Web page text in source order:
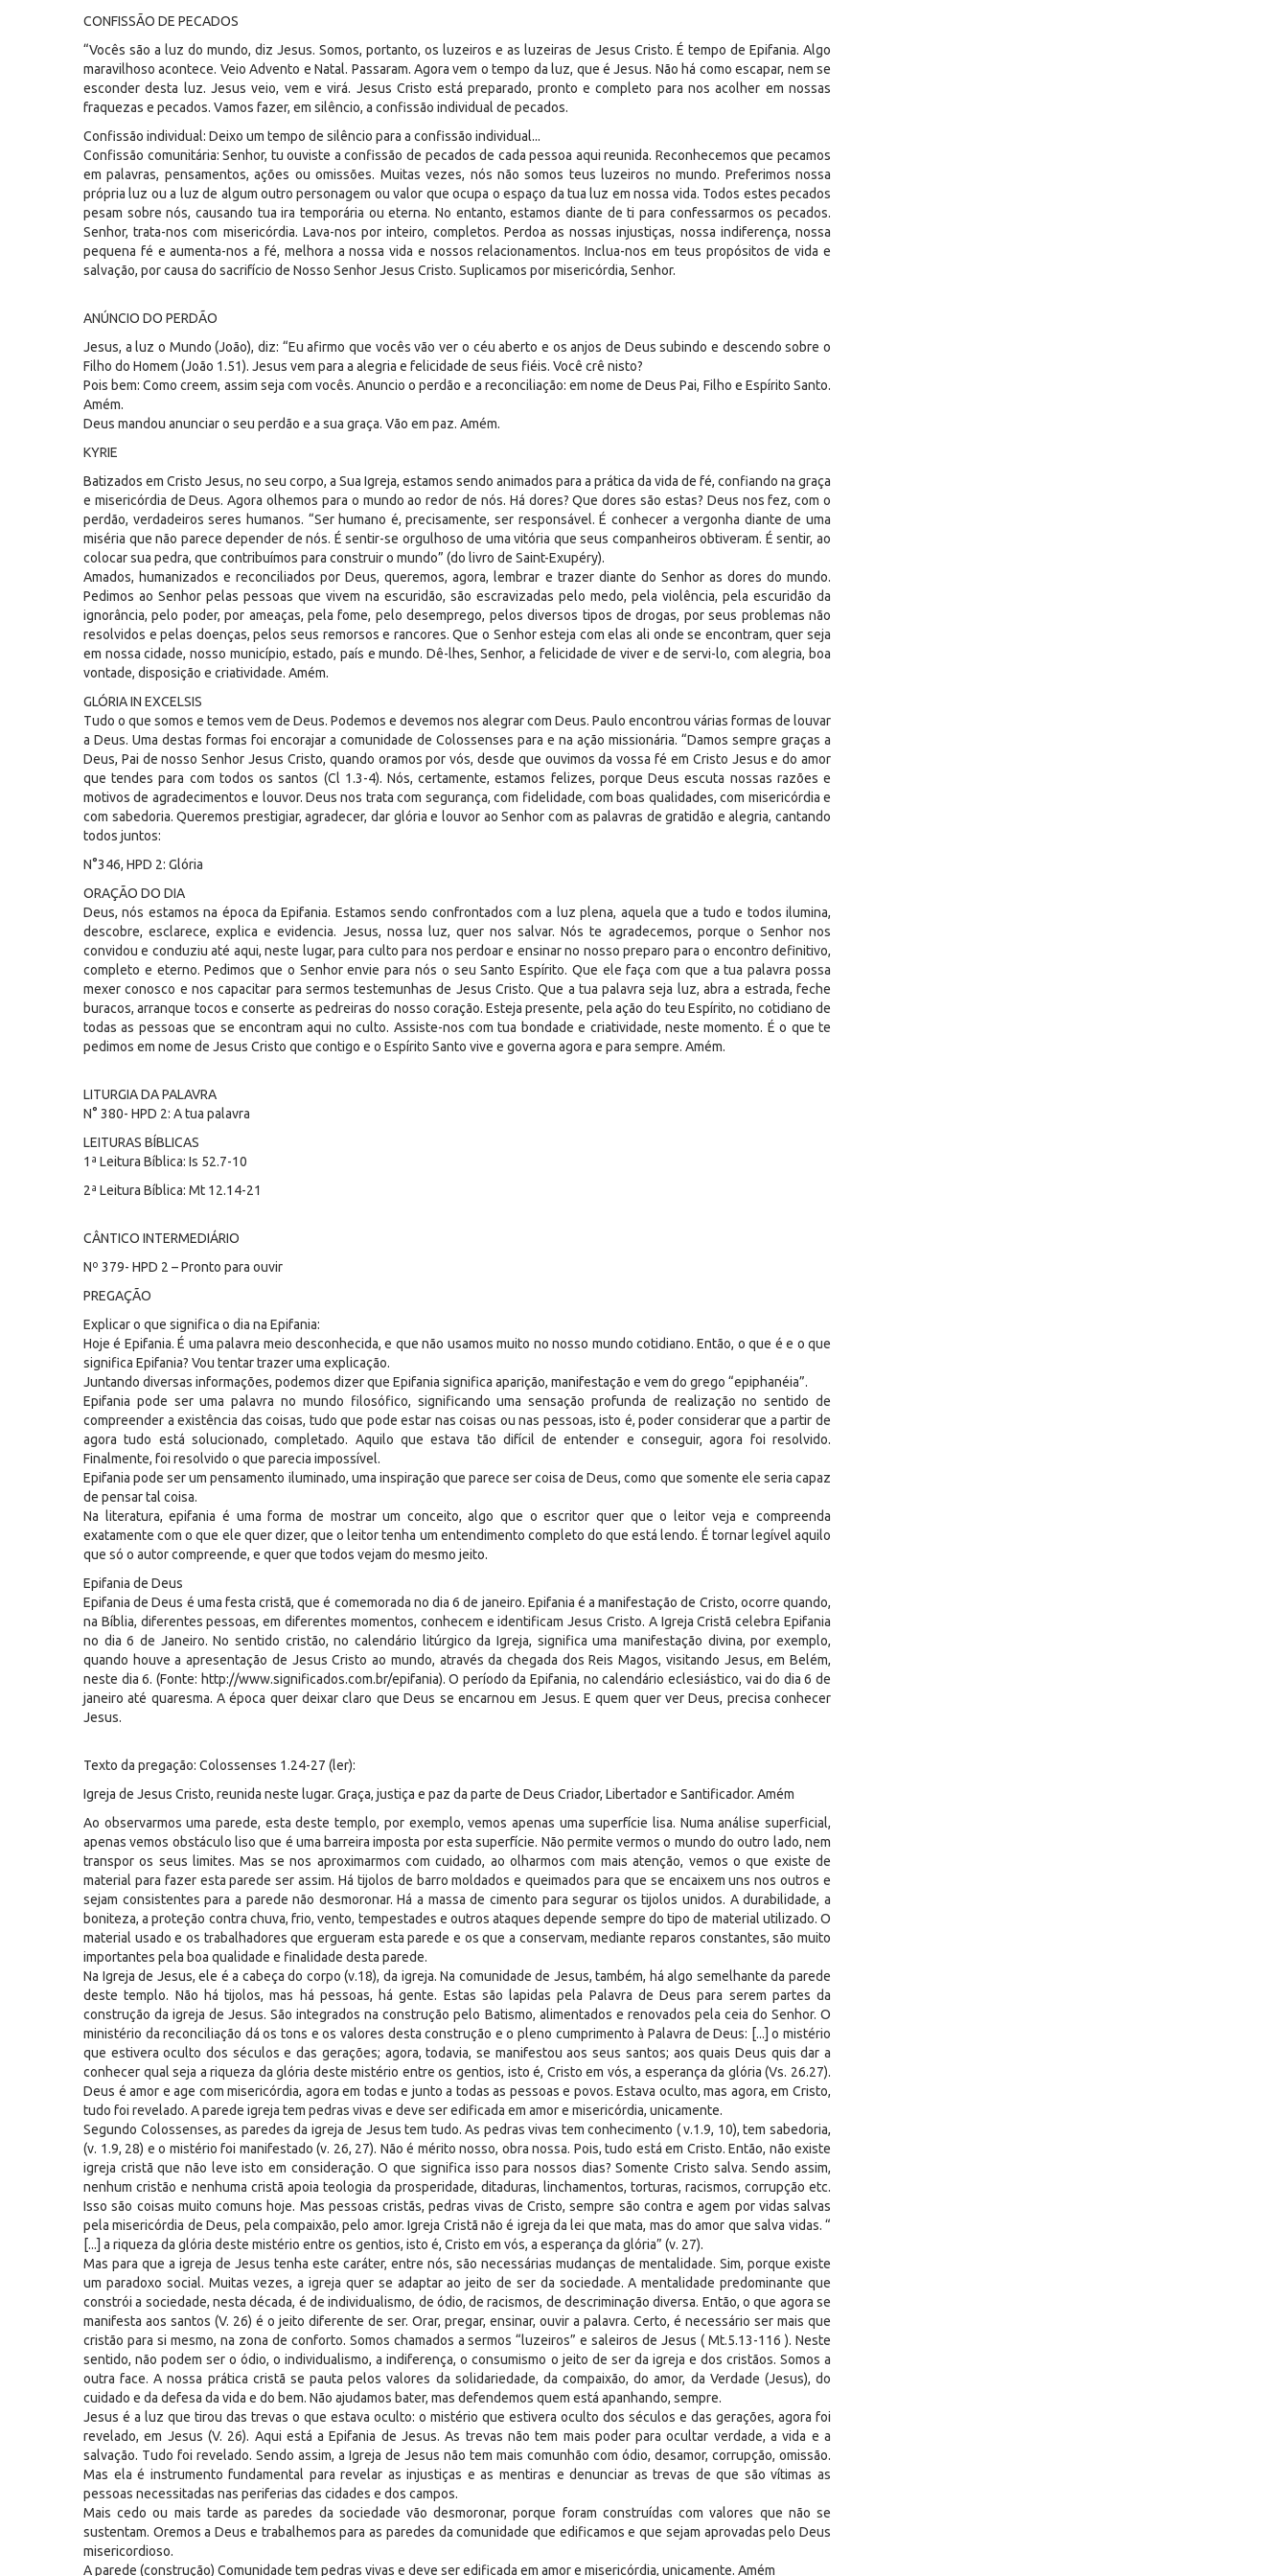
CONFISSÃO DE PECADOS
“Vocês são a luz do mundo, diz Jesus. Somos, portanto, os luzeiros e as luzeiras de Jesus Cristo. É tempo de Epifania. Algo
maravilhoso acontece. Veio Advento e Natal. Passaram. Agora vem o tempo da luz, que é Jesus. Não há como escapar, nem se
esconder desta luz. Jesus veio, vem e virá. Jesus Cristo está preparado, pronto e completo para nos acolher em nossas
fraquezas e pecados. Vamos fazer, em silêncio, a confissão individual de pecados.
Confissão individual: Deixo um tempo de silêncio para a confissão individual...
Confissão comunitária: Senhor, tu ouviste a confissão de pecados de cada pessoa aqui reunida. Reconhecemos que pecamos
em palavras, pensamentos, ações ou omissões. Muitas vezes, nós não somos teus luzeiros no mundo. Preferimos nossa
própria luz ou a luz de algum outro personagem ou valor que ocupa o espaço da tua luz em nossa vida. Todos estes pecados
pesam sobre nós, causando tua ira temporária ou eterna. No entanto, estamos diante de ti para confessarmos os pecados.
Senhor, trata-nos com misericórdia. Lava-nos por inteiro, completos. Perdoa as nossas injustiças, nossa indiferença, nossa
pequena fé e aumenta-nos a fé, melhora a nossa vida e nossos relacionamentos. Inclua-nos em teus propósitos de vida e
salvação, por causa do sacrifício de Nosso Senhor Jesus Cristo. Suplicamos por misericórdia, Senhor.
ANÚNCIO DO PERDÃO
Jesus, a luz o Mundo (João), diz: “Eu afirmo que vocês vão ver o céu aberto e os anjos de Deus subindo e descendo sobre o
Filho do Homem (João 1.51). Jesus vem para a alegria e felicidade de seus fiéis. Você crê nisto?
Pois bem: Como creem, assim seja com vocês. Anuncio o perdão e a reconciliação: em nome de Deus Pai, Filho e Espírito Santo.
Amém.
Deus mandou anunciar o seu perdão e a sua graça. Vão em paz. Amém.
KYRIE
Batizados em Cristo Jesus, no seu corpo, a Sua Igreja, estamos sendo animados para a prática da vida de fé, confiando na graça
e misericórdia de Deus. Agora olhemos para o mundo ao redor de nós. Há dores? Que dores são estas? Deus nos fez, com o
perdão, verdadeiros seres humanos. “Ser humano é, precisamente, ser responsável. É conhecer a vergonha diante de uma
miséria que não parece depender de nós. É sentir-se orgulhoso de uma vitória que seus companheiros obtiveram. É sentir, ao
colocar sua pedra, que contribuímos para construir o mundo” (do livro de Saint-Exupéry).
Amados, humanizados e reconciliados por Deus, queremos, agora, lembrar e trazer diante do Senhor as dores do mundo.
Pedimos ao Senhor pelas pessoas que vivem na escuridão, são escravizadas pelo medo, pela violência, pela escuridão da
ignorância, pelo poder, por ameaças, pela fome, pelo desemprego, pelos diversos tipos de drogas, por seus problemas não
resolvidos e pelas doenças, pelos seus remorsos e rancores. Que o Senhor esteja com elas ali onde se encontram, quer seja
em nossa cidade, nosso município, estado, país e mundo. Dê-lhes, Senhor, a felicidade de viver e de servi-lo, com alegria, boa
vontade, disposição e criatividade. Amém.
GLÓRIA IN EXCELSIS
Tudo o que somos e temos vem de Deus. Podemos e devemos nos alegrar com Deus. Paulo encontrou várias formas de louvar
a Deus. Uma destas formas foi encorajar a comunidade de Colossenses para e na ação missionária. “Damos sempre graças a
Deus, Pai de nosso Senhor Jesus Cristo, quando oramos por vós, desde que ouvimos da vossa fé em Cristo Jesus e do amor
que tendes para com todos os santos (Cl 1.3-4). Nós, certamente, estamos felizes, porque Deus escuta nossas razões e
motivos de agradecimentos e louvor. Deus nos trata com segurança, com fidelidade, com boas qualidades, com misericórdia e
com sabedoria. Queremos prestigiar, agradecer, dar glória e louvor ao Senhor com as palavras de gratidão e alegria, cantando
todos juntos:
N°346, HPD 2: Glória
ORAÇÃO DO DIA
Deus, nós estamos na época da Epifania. Estamos sendo confrontados com a luz plena, aquela que a tudo e todos ilumina,
descobre, esclarece, explica e evidencia. Jesus, nossa luz, quer nos salvar. Nós te agradecemos, porque o Senhor nos
convidou e conduziu até aqui, neste lugar, para culto para nos perdoar e ensinar no nosso preparo para o encontro definitivo,
completo e eterno. Pedimos que o Senhor envie para nós o seu Santo Espírito. Que ele faça com que a tua palavra possa
mexer conosco e nos capacitar para sermos testemunhas de Jesus Cristo. Que a tua palavra seja luz, abra a estrada, feche
buracos, arranque tocos e conserte as pedreiras do nosso coração. Esteja presente, pela ação do teu Espírito, no cotidiano de
todas as pessoas que se encontram aqui no culto. Assiste-nos com tua bondade e criatividade, neste momento. É o que te
pedimos em nome de Jesus Cristo que contigo e o Espírito Santo vive e governa agora e para sempre. Amém.
LITURGIA DA PALAVRA
N° 380- HPD 2: A tua palavra
LEITURAS BÍBLICAS
1ª Leitura Bíblica: Is 52.7-10
2ª Leitura Bíblica: Mt 12.14-21
CÂNTICO INTERMEDIÁRIO
Nº 379- HPD 2 – Pronto para ouvir
PREGAÇÃO
Explicar o que significa o dia na Epifania:
Hoje é Epifania. É uma palavra meio desconhecida, e que não usamos muito no nosso mundo cotidiano. Então, o que é e o que
significa Epifania? Vou tentar trazer uma explicação.
Juntando diversas informações, podemos dizer que Epifania significa aparição, manifestação e vem do grego “epiphanéia”.
Epifania pode ser uma palavra no mundo filosófico, significando uma sensação profunda de realização no sentido de
compreender a existência das coisas, tudo que pode estar nas coisas ou nas pessoas, isto é, poder considerar que a partir de
agora tudo está solucionado, completado. Aquilo que estava tão difícil de entender e conseguir, agora foi resolvido.
Finalmente, foi resolvido o que parecia impossível.
Epifania pode ser um pensamento iluminado, uma inspiração que parece ser coisa de Deus, como que somente ele seria capaz
de pensar tal coisa.
Na literatura, epifania é uma forma de mostrar um conceito, algo que o escritor quer que o leitor veja e compreenda
exatamente com o que ele quer dizer, que o leitor tenha um entendimento completo do que está lendo. É tornar legível aquilo
que só o autor compreende, e quer que todos vejam do mesmo jeito.
Epifania de Deus
Epifania de Deus é uma festa cristã, que é comemorada no dia 6 de janeiro. Epifania é a manifestação de Cristo, ocorre quando,
na Bíblia, diferentes pessoas, em diferentes momentos, conhecem e identificam Jesus Cristo. A Igreja Cristã celebra Epifania
no dia 6 de Janeiro. No sentido cristão, no calendário litúrgico da Igreja, significa uma manifestação divina, por exemplo,
quando houve a apresentação de Jesus Cristo ao mundo, através da chegada dos Reis Magos, visitando Jesus, em Belém,
neste dia 6. (Fonte: http://www.significados.com.br/epifania). O período da Epifania, no calendário eclesiástico, vai do dia 6 de
janeiro até quaresma. A época quer deixar claro que Deus se encarnou em Jesus. E quem quer ver Deus, precisa conhecer
Jesus.
Texto da pregação: Colossenses 1.24-27 (ler):
Igreja de Jesus Cristo, reunida neste lugar. Graça, justiça e paz da parte de Deus Criador, Libertador e Santificador. Amém
Ao observarmos uma parede, esta deste templo, por exemplo, vemos apenas uma superfície lisa. Numa análise superficial,
apenas vemos obstáculo liso que é uma barreira imposta por esta superfície. Não permite vermos o mundo do outro lado, nem
transpor os seus limites. Mas se nos aproximarmos com cuidado, ao olharmos com mais atenção, vemos o que existe de
material para fazer esta parede ser assim. Há tijolos de barro moldados e queimados para que se encaixem uns nos outros e
sejam consistentes para a parede não desmoronar. Há a massa de cimento para segurar os tijolos unidos. A durabilidade, a
boniteza, a proteção contra chuva, frio, vento, tempestades e outros ataques depende sempre do tipo de material utilizado. O
material usado e os trabalhadores que ergueram esta parede e os que a conservam, mediante reparos constantes, são muito
importantes pela boa qualidade e finalidade desta parede.
Na Igreja de Jesus, ele é a cabeça do corpo (v.18), da igreja. Na comunidade de Jesus, também, há algo semelhante da parede
deste templo. Não há tijolos, mas há pessoas, há gente. Estas são lapidas pela Palavra de Deus para serem partes da
construção da igreja de Jesus. São integrados na construção pelo Batismo, alimentados e renovados pela ceia do Senhor. O
ministério da reconciliação dá os tons e os valores desta construção e o pleno cumprimento à Palavra de Deus: [...] o mistério
que estivera oculto dos séculos e das gerações; agora, todavia, se manifestou aos seus santos; aos quais Deus quis dar a
conhecer qual seja a riqueza da glória deste mistério entre os gentios, isto é, Cristo em vós, a esperança da glória (Vs. 26.27).
Deus é amor e age com misericórdia, agora em todas e junto a todas as pessoas e povos. Estava oculto, mas agora, em Cristo,
tudo foi revelado. A parede igreja tem pedras vivas e deve ser edificada em amor e misericórdia, unicamente.
Segundo Colossenses, as paredes da igreja de Jesus tem tudo. As pedras vivas tem conhecimento ( v.1.9, 10), tem sabedoria,
(v. 1.9, 28) e o mistério foi manifestado (v. 26, 27). Não é mérito nosso, obra nossa. Pois, tudo está em Cristo. Então, não existe
igreja cristã que não leve isto em consideração. O que significa isso para nossos dias? Somente Cristo salva. Sendo assim,
nenhum cristão e nenhuma cristã apoia teologia da prosperidade, ditaduras, linchamentos, torturas, racismos, corrupção etc.
Isso são coisas muito comuns hoje. Mas pessoas cristãs, pedras vivas de Cristo, sempre são contra e agem por vidas salvas
pela misericórdia de Deus, pela compaixão, pelo amor. Igreja Cristã não é igreja da lei que mata, mas do amor que salva vidas. “
[...] a riqueza da glória deste mistério entre os gentios, isto é, Cristo em vós, a esperança da glória” (v. 27).
Mas para que a igreja de Jesus tenha este caráter, entre nós, são necessárias mudanças de mentalidade. Sim, porque existe
um paradoxo social. Muitas vezes, a igreja quer se adaptar ao jeito de ser da sociedade. A mentalidade predominante que
constrói a sociedade, nesta década, é de individualismo, de ódio, de racismos, de descriminação diversa. Então, o que agora se
manifesta aos santos (V. 26) é o jeito diferente de ser. Orar, pregar, ensinar, ouvir a palavra. Certo, é necessário ser mais que
cristão para si mesmo, na zona de conforto. Somos chamados a sermos “luzeiros” e saleiros de Jesus ( Mt.5.13-116 ). Neste
sentido, não podem ser o ódio, o individualismo, a indiferença, o consumismo o jeito de ser da igreja e dos cristãos. Somos a
outra face. A nossa prática cristã se pauta pelos valores da solidariedade, da compaixão, do amor, da Verdade (Jesus), do
cuidado e da defesa da vida e do bem. Não ajudamos bater, mas defendemos quem está apanhando, sempre.
Jesus é a luz que tirou das trevas o que estava oculto: o mistério que estivera oculto dos séculos e das gerações, agora foi
revelado, em Jesus (V. 26). Aqui está a Epifania de Jesus. As trevas não tem mais poder para ocultar verdade, a vida e a
salvação. Tudo foi revelado. Sendo assim, a Igreja de Jesus não tem mais comunhão com ódio, desamor, corrupção, omissão.
Mas ela é instrumento fundamental para revelar as injustiças e as mentiras e denunciar as trevas de que são vítimas as
pessoas necessitadas nas periferias das cidades e dos campos.
Mais cedo ou mais tarde as paredes da sociedade vão desmoronar, porque foram construídas com valores que não se
sustentam. Oremos a Deus e trabalhemos para as paredes da comunidade que edificamos e que sejam aprovadas pelo Deus
misericordioso.
A parede (construção) Comunidade tem pedras vivas e deve ser edificada em amor e misericórdia, unicamente. Amém